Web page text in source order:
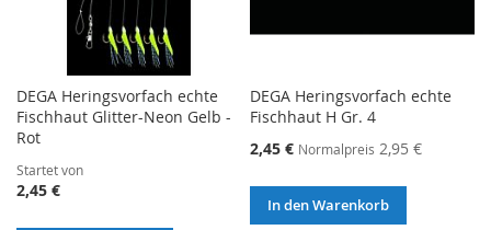
DEGA Heringsvorfach echte
Fischhaut Glitter-Neon Gelb -
Rot
Startet von
2,45 €
DEGA Heringsvorfach echte
Fischhaut H Gr. 4
Sonderangebot
2,45 € Normalpreis 2,95 €
In den Warenkorb